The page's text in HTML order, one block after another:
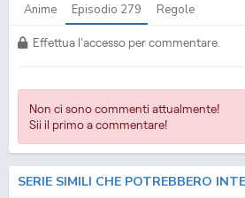
Anime Episodio 279 Regole
Effettua l'accesso per commentare.
Non ci sono commenti attualmente!
Sii il primo a commentare!
SERIE SIMILI CHE POTREBBERO